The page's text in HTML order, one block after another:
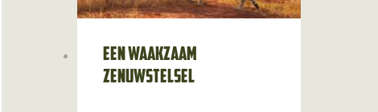
Een waakzaam
zenuwstelsel